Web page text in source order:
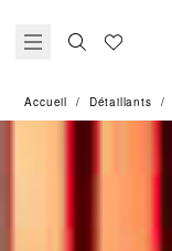
Accueil Détaillants